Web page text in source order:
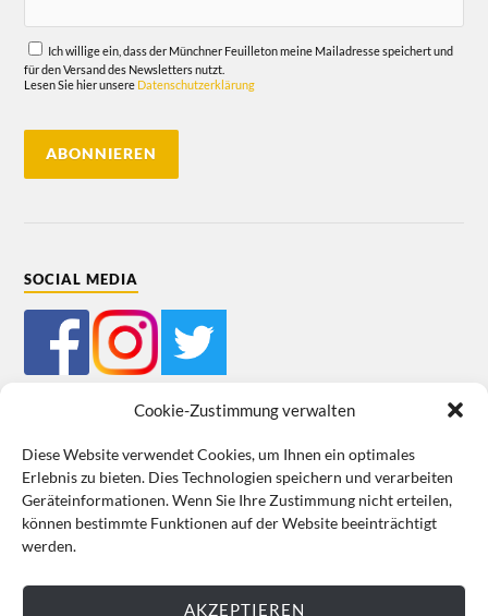
Cookie-Zustimmung verwalten
Diese Website verwendet Cookies, um Ihnen ein optimales
Erlebnis zu bieten. Dies Technologien speichern und verarbeiten
Geräteinformationen. Wenn Sie Ihre Zustimmung nicht erteilen,
können bestimmte Funktionen auf der Website beeinträchtigt
werden.
AKZEPTIEREN
Ich willige ein, dass der Münchner Feuilleton meine Mailadresse speichert und
für den Versand des Newsletters nutzt.
Lesen Sie hier unsere Datenschutzerklärung
SOCIAL MEDIA
Mein Bestellkonto Kundeninformationen Datenschutz
Cookie-Richtlinie (EU) Impressum
VERTRAG WIDERRUFEN